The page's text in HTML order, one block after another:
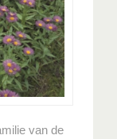
van de